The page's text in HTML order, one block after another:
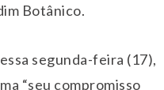
Botânico.
segunda-feira (17),
“seu compromisso